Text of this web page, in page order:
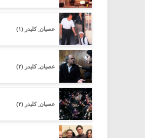
عصیان ِ کلیدر (۱)
عصیان ِ کلیدر (۲)
عصیان ِ کلیدر (۳)